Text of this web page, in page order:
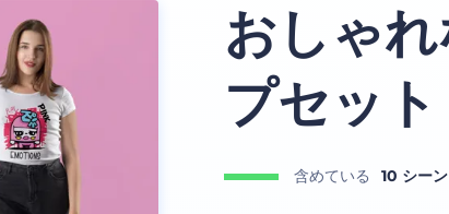
おしゃ
プセット
含めている 10 シーン